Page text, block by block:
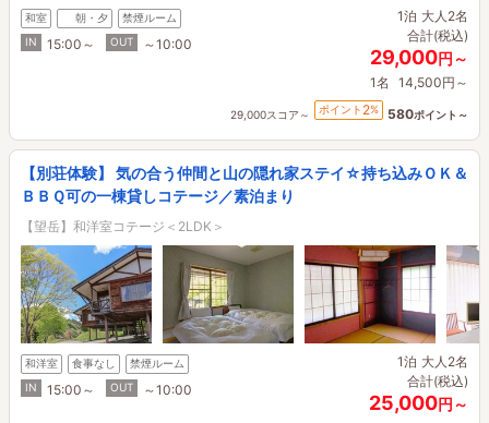
和室 朝・夕
禁煙ルーム
IN
15:00～ OUT ～10:00
1泊 大人2名
合計(税込)
29,000円～
1名 14,500円～
29,000スコア～ ポイント 2% 580ポイント～
【別荘体験】 気の合う仲間と山の隠れ家ステイ☆持ち込みＯＫ＆
ＢＢＱ可の一棟貸しコテージ／素泊まり
【望岳】和洋室コテージ＜2LDK＞
和洋室 食事なし
禁煙ルーム
IN
15:00～ OUT ～10:00
1泊 大人2名
合計(税込)
25,000円～